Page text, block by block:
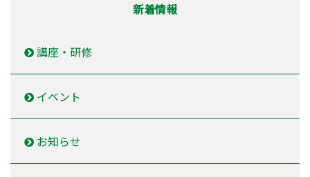
新着情報
講座・研修
イベント
お知らせ